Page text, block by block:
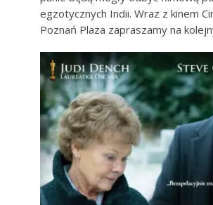
egzotycznych Indii. Wraz z kinem
Poznań Plaza zapraszamy na